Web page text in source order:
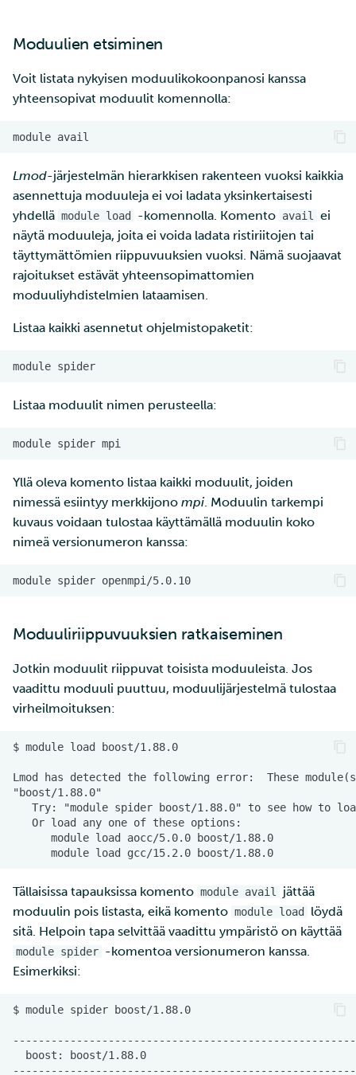
Moduulien etsiminen
Voit listata nykyisen moduulikokoonpanosi kanssa
yhteensopivat moduulit komennolla:
Lmod-järjestelmän hierarkkisen rakenteen vuoksi kaikkia
asennettuja moduuleja ei voi ladata yksinkertaisesti
yhdellä module load -komennolla. Komento avail
ei
näytä moduuleja, joita ei voida ladata ristiriitojen tai
täyttymättömien riippuvuuksien vuoksi. Nämä suojaavat
rajoitukset estävät yhteensopimattomien
moduuliyhdistelmien lataamisen.
Listaa kaikki asennetut ohjelmistopaketit:
Listaa moduulit nimen perusteella:
Yllä oleva komento listaa kaikki moduulit, joiden
nimessä esiintyy merkkijono mpi. Moduulin tarkempi
kuvaus voidaan tulostaa käyttämällä moduulin koko
nimeä versionumeron kanssa:
Moduuliriippuvuuksien ratkaiseminen
Jotkin moduulit riippuvat toisista moduuleista. Jos
vaadittu moduuli puuttuu, moduulijärjestelmä tulostaa
virheilmoituksen:
Tällaisissa tapauksissa komento module avail
jättää
moduulin pois listasta, eikä komento module load
löydä
sitä. Helpoin tapa selvittää vaadittu ympäristö on käyttää
module spider -komentoa versionumeron kanssa.
Esimerkiksi: